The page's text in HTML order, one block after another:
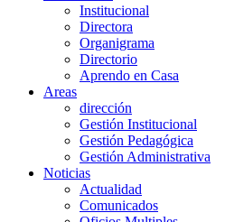
Institucional
Directora
Organigrama
Directorio
Aprendo en Casa
Areas
dirección
Gestión Institucional
Gestión Pedagógica
Gestión Administrativa
Noticias
Actualidad
Comunicados